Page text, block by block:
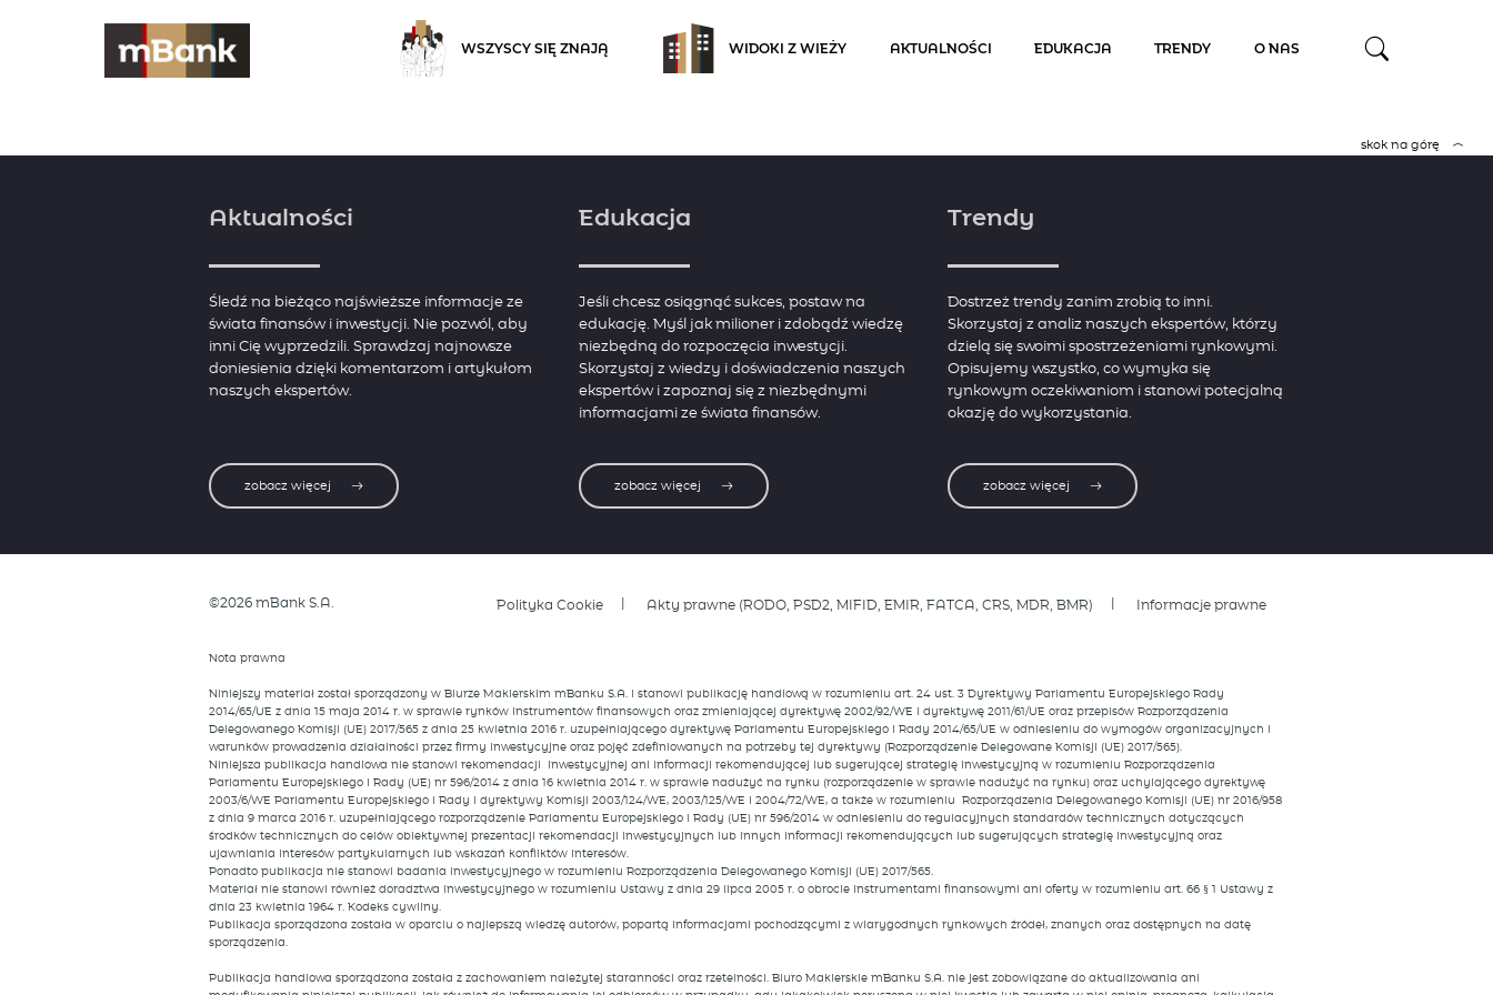
WSZYSCY SIĘ ZNAJĄ WIDOKI Z WIEŻY AKTUALNOŚCI EDUKACJA TRENDY O NAS
skok na górę
Aktualności
Śledź na bieżąco najświeższe informacje ze
świata finansów i inwestycji. Nie pozwól, aby
inni Cię wyprzedzili. Sprawdzaj najnowsze
doniesienia dzięki komentarzom i artykułom
naszych ekspertów.
zobacz więcej
Edukacja
Jeśli chcesz osiągnąć sukces, postaw na
edukację. Myśl jak milioner i zdobądź wiedzę
niezbędną do rozpoczęcia inwestycji.
Skorzystaj z wiedzy i doświadczenia naszych
ekspertów i zapoznaj się z niezbędnymi
informacjami ze świata finansów.
zobacz więcej
Trendy
Dostrzeż trendy zanim zrobią to inni.
Skorzystaj z analiz naszych ekspertów, którzy
dzielą się swoimi spostrzeżeniami rynkowymi.
Opisujemy wszystko, co wymyka się
rynkowym oczekiwaniom i stanowi potecjalną
okazję do wykorzystania.
zobacz więcej
©2026 mBank S.A. Polityka Cookie Akty prawne (RODO, PSD2, MIFID, EMIR, FATCA, CRS, MDR, BMR) Informacje prawne
Nota prawna
Niniejszy materiał został sporządzony w Biurze Maklerskim mBanku S.A. i stanowi publikację handlową w rozumieniu art. 24 ust. 3 Dyrektywy Parlamentu Europejskiego Rady
2014/65/UE z dnia 15 maja 2014 r. w sprawie rynków instrumentów finansowych oraz zmieniającej dyrektywę 2002/92/WE i dyrektywę 2011/61/UE oraz przepisów Rozporządzenia
Delegowanego Komisji (UE) 2017/565 z dnia 25 kwietnia 2016 r. uzupełniającego dyrektywę Parlamentu Europejskiego i Rady 2014/65/UE w odniesieniu do wymogów organizacyjnych i
warunków prowadzenia działalności przez firmy inwestycyjne oraz pojęć zdefiniowanych na potrzeby tej dyrektywy (Rozporządzenie Delegowane Komisji (UE) 2017/565).
Niniejsza publikacja handlowa nie stanowi rekomendacji inwestycyjnej ani informacji rekomendującej lub sugerującej strategię inwestycyjną w rozumieniu Rozporządzenia
Parlamentu Europejskiego i Rady (UE) nr 596/2014 z dnia 16 kwietnia 2014 r. w sprawie nadużyć na rynku (rozporządzenie w sprawie nadużyć na rynku) oraz uchylającego dyrektywę
2003/6/WE Parlamentu Europejskiego i Rady i dyrektywy Komisji 2003/124/WE, 2003/125/WE i 2004/72/WE, a także w rozumieniu Rozporządzenia Delegowanego Komisji (UE) nr 2016/958
z dnia 9 marca 2016 r. uzupełniającego rozporządzenie Parlamentu Europejskiego i Rady (UE) nr 596/2014 w odniesieniu do regulacyjnych standardów technicznych dotyczących
środków technicznych do celów obiektywnej prezentacji rekomendacji inwestycyjnych lub innych informacji rekomendujących lub sugerujących strategię inwestycyjną oraz
ujawniania interesów partykularnych lub wskazań konfliktów interesów.
Ponadto publikacja nie stanowi badania inwestycyjnego w rozumieniu Rozporządzenia Delegowanego Komisji (UE) 2017/565.
Materiał nie stanowi również doradztwa inwestycyjnego w rozumieniu Ustawy z dnia 29 lipca 2005 r. o obrocie instrumentami finansowymi ani oferty w rozumieniu art. 66 § 1 Ustawy z
dnia 23 kwietnia 1964 r. Kodeks cywilny.
Publikacja sporządzona została w oparciu o najlepszą wiedzę autorów, popartą informacjami pochodzącymi z wiarygodnych rynkowych źródeł, znanych oraz dostępnych na datę
sporządzenia.
Publikacja handlowa sporządzona została z zachowaniem należytej staranności oraz rzetelności. Biuro Maklerskie mBanku S.A. nie jest zobowiązane do aktualizowania ani